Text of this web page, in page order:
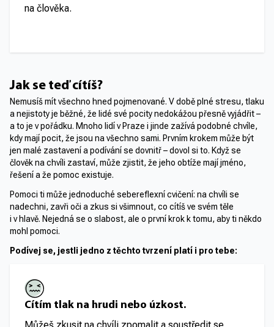
na člověka.
Jak se teď cítíš?
Nemusíš mít všechno hned pojmenované. V době plné stresu, tlaku
a nejistoty je běžné, že lidé své pocity nedokážou přesně vyjádřit –
a to je v pořádku. Mnoho lidí v Praze i jinde zažívá podobné chvíle,
kdy mají pocit, že jsou na všechno sami. Prvním krokem může být
jen malé zastavení a podívání se dovnitř – dovol si to. Když se
člověk na chvíli zastaví, může zjistit, že jeho obtíže mají jméno,
řešení a že pomoc existuje.
Pomoci ti může jednoduché sebereflexní cvičení: na chvíli se
nadechni, zavři oči a zkus si všimnout, co cítíš ve svém těle
i v hlavě. Nejedná se o slabost, ale o první krok k tomu, aby ti někdo
mohl pomoci.
Podívej se, jestli jedno z těchto tvrzení platí i pro tebe:
Cítím tlak na hrudi nebo úzkost.